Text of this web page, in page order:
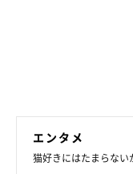
＠hmrr2418
ウニくんのフミフミ
エンタメ
猫好きにはたまらな